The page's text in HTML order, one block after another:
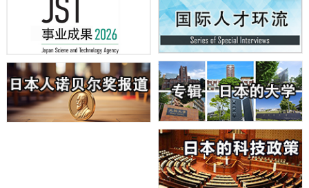
【AI法下篇】如何应对AI的不可控性——中央大学平野晋教授专访
科学研究
日本学术会议：为保持土壤健康应采取哪些措施？探讨土壤保护与强化
的具体对策
科学研究
大阪大学开发基于水氢键网络的温度预测新方法，AI从分子排列信息中
高精度解读
经济・社会
【AI法上篇】如何对“将人生交给AI”保持危机感——中央大学平野晋教
庆应义塾大学阐明脑内“游击手”小胶质细胞包裹保护受损神经细胞的机
制，有望用于开发阿尔茨海默病等疾病疗法